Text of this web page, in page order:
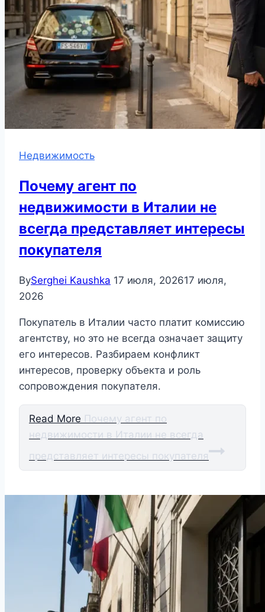
Недвижимость
Почему агент по
недвижимости в Италии не
всегда представляет интересы
покупателя
BySerghei Kaushka 17 июля, 202617 июля,
2026
Покупатель в Италии часто платит комиссию
агентству, но это не всегда означает защиту
его интересов. Разбираем конфликт
интересов, проверку объекта и роль
сопровождения покупателя.
Read More Почему агент по
недвижимости в Италии не всегда
представляет интересы покупателя